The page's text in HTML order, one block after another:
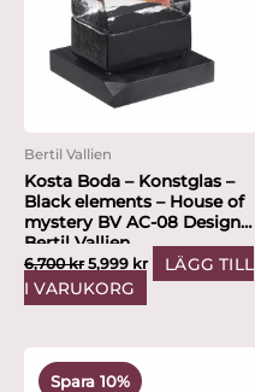
Bertil Vallien
Kosta Boda – Konstglas –
Black elements – House of
mystery BV AC-08 Design
Bertil Vallien
6,700kr 5,999 kr
LÄGG TILL
I VARUKORG
Spara 10%
ursprungliga